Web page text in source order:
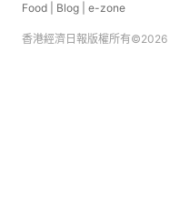
Food
Blog e-zone
香港經濟日報版權所有©2026